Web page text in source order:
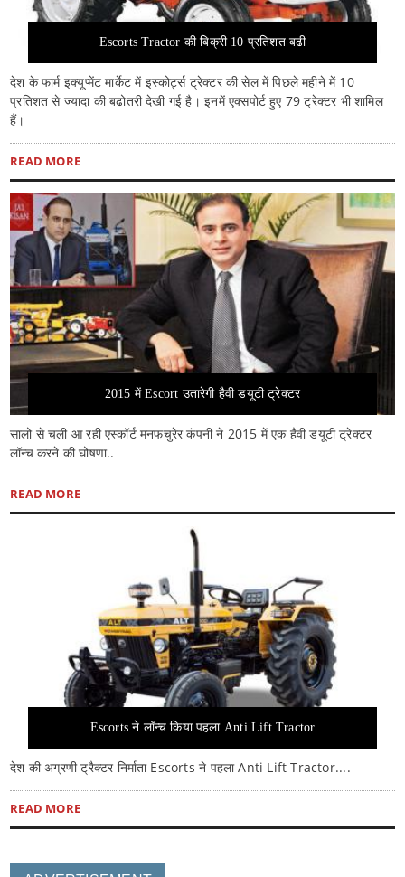
Escorts Tractor की बिक्री 10 प्रतिशत बढी
देश के फार्म इक्यूप्मेंट मार्केट में इस्कोर्ट्स ट्रेक्टर की सेल में पिछले महीने में 10
प्रतिशत से ज्यादा की बढोतरी देखी गई है। इनमें एक्सपोर्ट हुए 79 ट्रेक्टर भी शामिल
हैं।
READ MORE
2015 में Escort उतारेगी हैवी डयूटी ट्रेक्टर
सालो से चली आ रही एस्कॉर्ट मनफचुरेर कंपनी ने 2015 में एक हैवी डयूटी ट्रेक्टर
लॉन्च करने की घोषणा..
READ MORE
Escorts ने लॉन्च किया पहला Anti Lift Tractor
देश की अग्रणी ट्रैक्टर निर्माता Escorts ने पहला Anti Lift Tractor....
READ MORE